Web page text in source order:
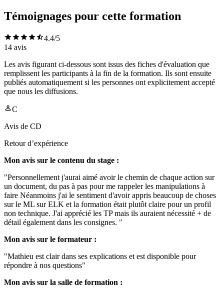
Témoignages pour cette formation
4.4/5
14 avis
Les avis figurant ci-dessous sont issus des fiches d'évaluation que
remplissent les participants à la fin de la formation. Ils sont ensuite
publiés automatiquement si les personnes ont explicitement accepté
que nous les diffusions.
C
Avis de CD
Retour d’expérience
Mon avis sur le contenu du stage :
"Personnellement j'aurai aimé avoir le chemin de chaque action sur
un document, du pas à pas pour me rappeler les manipulations à
faire Néanmoins j'ai le sentiment d'avoir appris beaucoup de choses
sur le ML sur ELK et la formation était plutôt claire pour un profil
non technique. J'ai apprécié les TP mais ils auraient nécessité + de
détail également dans les consignes. "
Mon avis sur le formateur :
"Mathieu est clair dans ses explications et est disponible pour
répondre à nos questions"
Mon avis sur la salle de formation :